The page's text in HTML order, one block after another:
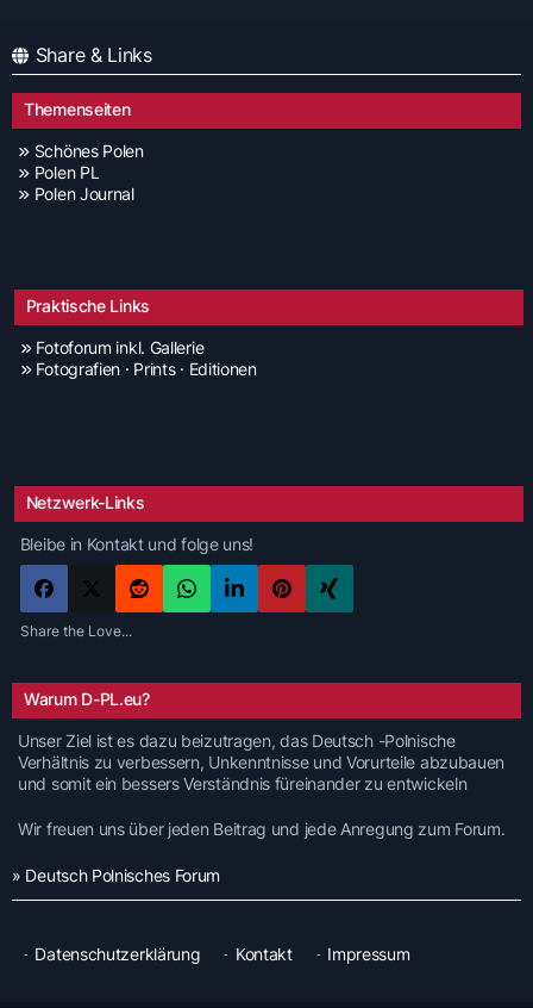
Share & Links
Themenseiten
Schönes Polen
Polen PL
Polen Journal
Praktische Links
Fotoforum inkl. Gallerie
Fotografien · Prints · Editionen
Netzwerk-Links
Bleibe in Kontakt und folge uns!
Share the Love...
Warum D-PL.eu?
Unser Ziel ist es dazu beizutragen, das Deutsch -Polnische
Verhältnis zu verbessern, Unkenntnisse und Vorurteile abzubauen
und somit ein bessers Verständnis füreinander zu entwickeln
Wir freuen uns über jeden Beitrag und jede Anregung zum Forum.
» Deutsch Polnisches Forum
Datenschutzerklärung Kontakt Impressum